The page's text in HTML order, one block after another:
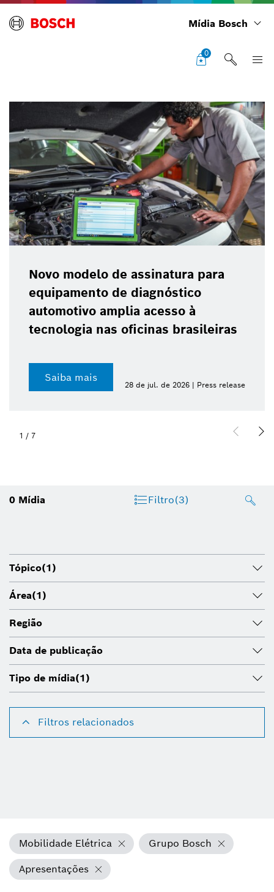
Mídia Bosch
0
Novo modelo de assinatura para
equipamento de diagnóstico
automotivo amplia acesso à
tecnologia nas oficinas brasileiras
Saiba mais
28 de jul. de 2026 | Press release
1 / 7
0 Mídia Filtro(3)
Tópico(1)
Área(1)
Região
Data de publicação
Tipo de mídia(1)
Filtros relacionados
Mobilidade Elétrica
Grupo Bosch
Apresentações